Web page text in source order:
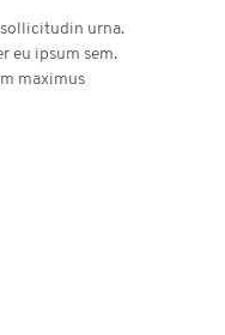
urna.
eu ipsum sem.
maximus